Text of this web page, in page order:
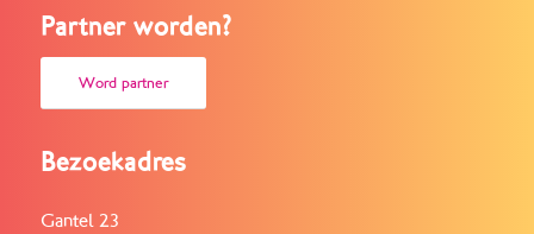
Partner worden?
Word partner
Bezoekadres
Gantel 23